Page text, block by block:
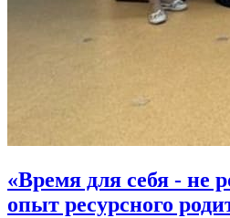
«Время для себя - не
опыт ресурсного